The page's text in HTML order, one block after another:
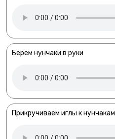
Берем нунчаки в руки
Прикручиваем иглы к нунчакам